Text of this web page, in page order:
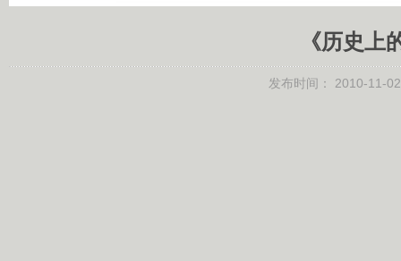
《历史上
发布时间： 2010-11-